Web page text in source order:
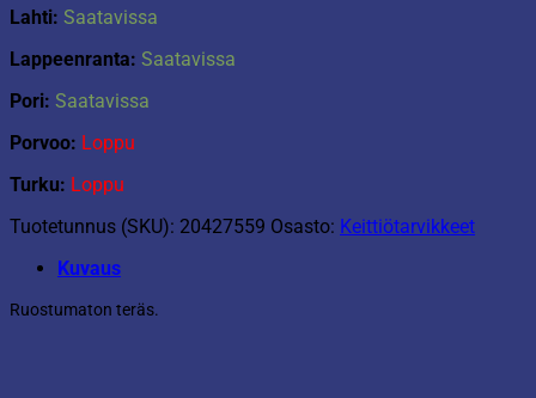
Lahti: Saatavissa
Lappeenranta: Saatavissa
Pori: Saatavissa
Porvoo: Loppu
Turku: Loppu
Tuotetunnus (SKU): 20427559 Osasto: Keittiötarvikkeet
Kuvaus
Ruostumaton teräs.